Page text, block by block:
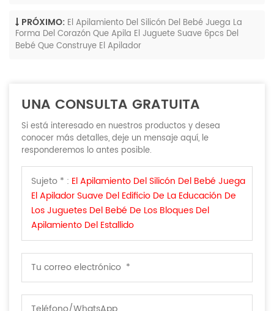
PRÓXIMO: El Apilamiento Del Silicón Del Bebé Juega La
Forma Del Corazón Que Apila El Juguete Suave 6pcs Del
Bebé Que Construye El Apilador
UNA CONSULTA GRATUITA
Si está interesado en nuestros productos y desea
conocer más detalles, deje un mensaje aquí, le
responderemos lo antes posible.
Sujeto * : El Apilamiento Del Silicón Del Bebé Juega
El Apilador Suave Del Edificio De La Educación De
Los Juguetes Del Bebé De Los Bloques Del
Apilamiento Del Estallido